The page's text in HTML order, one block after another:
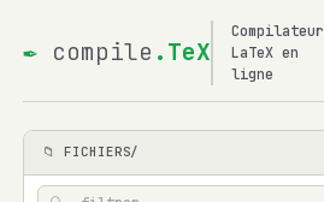
✒ compile .TeX
Compilateur
LaTeX en
ligne
📁 FICHIERS/